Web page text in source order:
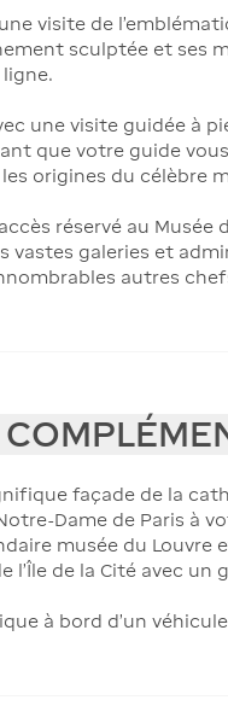
visite de
sculptée et ses
une visite guidée à
que votre guide
origines du célèbre
réservé au
vastes galeries et
autres
façade de la
Dame de Paris à
musée du
l'Île de la Cité avec
à bord d'un